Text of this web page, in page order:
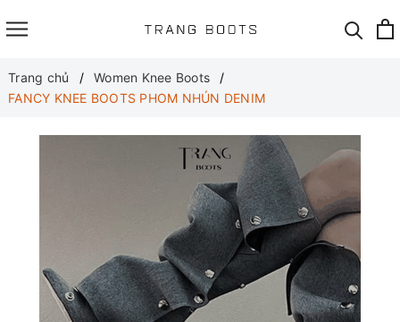
Trang chủ
Women Knee Boots
FANCY KNEE BOOTS PHOM NHÚN DENIM